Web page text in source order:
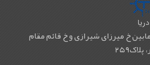
خ میرزای شیرازی و خ قائم مقام